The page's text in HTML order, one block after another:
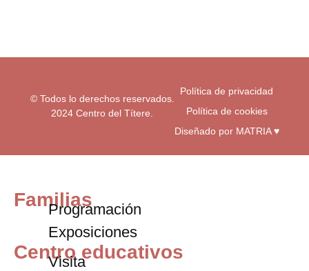
f
© Todos lo derechos reservados.
2024 Centro del Títere.
Política de privacidad
Política de cookies
Diseñado por MATRIA ♥
Familias
Programación
Exposiciones
Centro educativos
Visita